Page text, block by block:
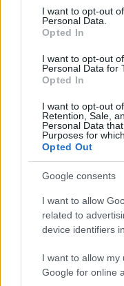
consent section.
I want to opt-out
Personal Data.
Opted In
I want to opt-out
Personal Data for
Opted In
I want to opt-out
Retention, Sale,
Personal Data
Purposes for
Opted Out
Google consents
I want to allow
related to
device identifiers
I want to allow
Google for online